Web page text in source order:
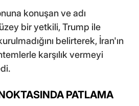
konuşan ve adı
bir yetkili, Trump ile
belirterek, İran'ın
karşılık vermeyi
PATLAMA